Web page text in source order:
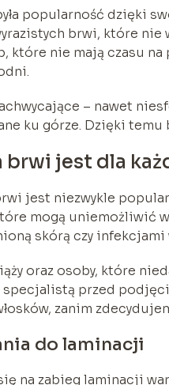
popularność dzięki
brwi, które
które nie mają czasu
– nawet
ku górze. Dzięki temu
brwi jest dla
jest niezwykle
mogą uniemożliwić
skórą czy
oraz osoby, które
przed
zanim
do laminacji
na zabieg laminacji